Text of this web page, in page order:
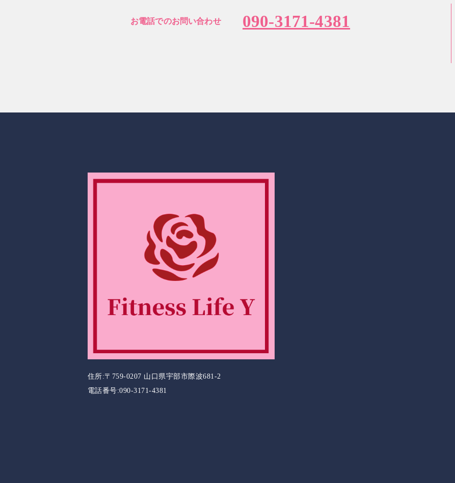
お電話でのお問い合わせ 090-3171-4381
住所:〒759-0207 山口県宇部市際波681-2
電話番号:090-3171-4381